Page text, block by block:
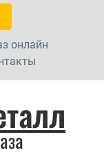
онлайн